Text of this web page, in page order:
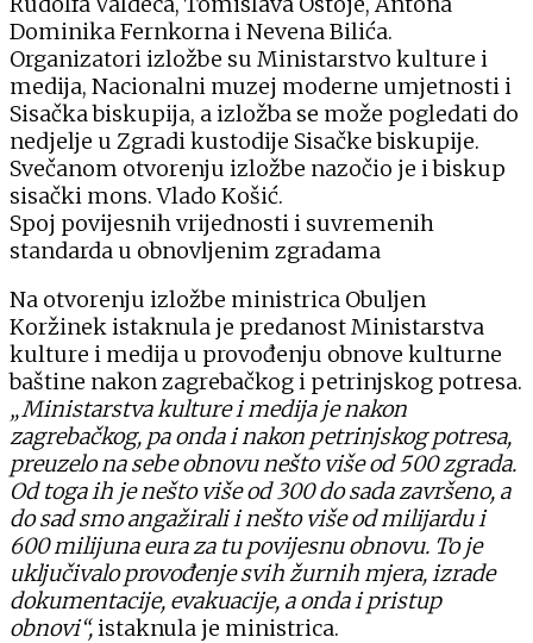
Dominika Fernkorna i Nevena Bilića.
Organizatori izložbe su Ministarstvo kulture i
medija, Nacionalni muzej moderne umjetnosti i
Sisačka biskupija, a izložba se može pogledati do
nedjelje u Zgradi kustodije Sisačke biskupije.
Svečanom otvorenju izložbe nazočio je i biskup
sisački mons. Vlado Košić.
Spoj povijesnih vrijednosti i suvremenih
standarda u obnovljenim zgradama
Na otvorenju izložbe ministrica Obuljen
Koržinek istaknula je predanost Ministarstva
kulture i medija u provođenju obnove kulturne
baštine nakon zagrebačkog i petrinjskog potresa.
„Ministarstva kulture i medija je nakon
zagrebačkog, pa onda i nakon petrinjskog potresa,
preuzelo na sebe obnovu nešto više od 500 zgrada.
Od toga ih je nešto više od 300 do sada završeno, a
do sad smo angažirali i nešto više od milijardu i
600 milijuna eura za tu povijesnu obnovu. To je
uključivalo provođenje svih žurnih mjera, izrade
dokumentacije, evakuacije, a onda i pristup
obnovi“,istaknula je ministrica.